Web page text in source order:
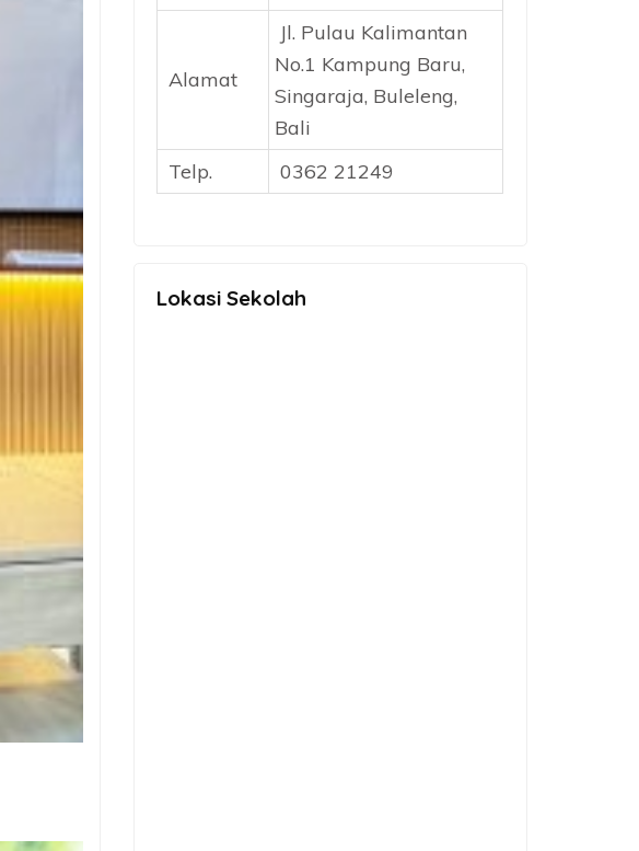
Alamat
Jl. Pulau Kalimantan
No.1 Kampung Baru,
Singaraja, Buleleng,
Bali
Telp.
0362 21249
Lokasi Sekolah